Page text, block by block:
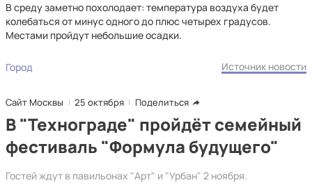
В среду заметно похолодает: температура воздуха будет
колебаться от минус одного до плюс четырех градусов.
Местами пройдут небольшие осадки.
Город Источник новости
Сайт Москвы 25 октября Поделиться
В "Технограде" пройдёт семейный
фестиваль "Формула будущего"
Гостей ждут в павильонах "Арт" и "Урбан" 2 ноября.